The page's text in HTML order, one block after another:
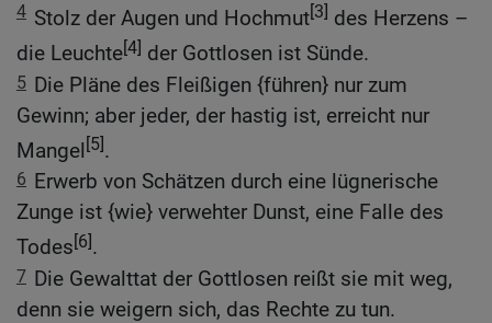
4 Stolz der Augen und Hochmut[3] des Herzens –
die Leuchte[4] der Gottlosen ist Sünde.
5 Die Pläne des Fleißigen {führen} nur zum
Gewinn; aber jeder, der hastig ist, erreicht nur
Mangel [5].
6 Erwerb von Schätzen durch eine lügnerische
Zunge ist {wie} verwehter Dunst, eine Falle des
Todes[6].
7 Die Gewalttat der Gottlosen reißt sie mit weg,
denn sie weigern sich, das Rechte zu tun.